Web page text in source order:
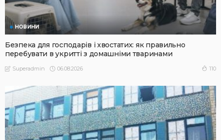
НОВИНИ
Безпека для господарів і хвостатих: як правильно
перебувати в укритті з домашніми тваринами
Superadmin 06.08.2026 110